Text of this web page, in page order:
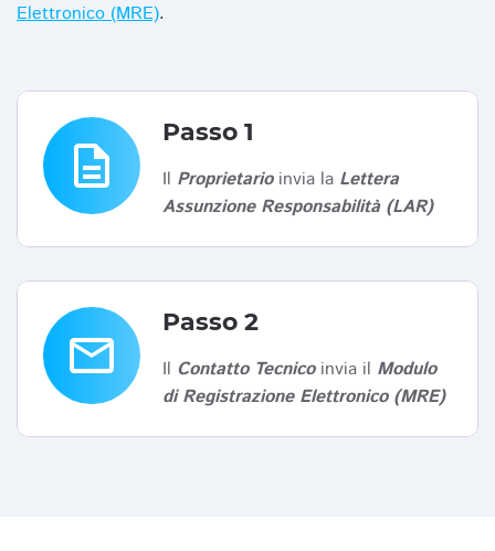
Elettronico (MRE).
description
Passo 1
Il Proprietarioinvia la Lettera
Assunzione Responsabilità (LAR)
email
Passo 2
Il Contatto Tecnicoinvia il Modulo
di Registrazione Elettronico (MRE)